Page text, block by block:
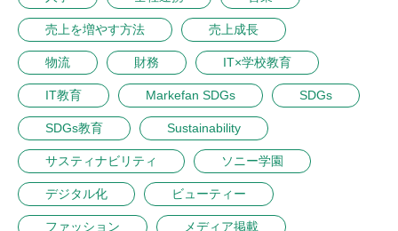
売上を増やす方法 売上成長
物流 財務 IT×学校教育
IT教育 Markefan SDGs SDGs
SDGs教育 Sustainability
サスティナビリティ ソニー学園
デジタル化 ビューティー
ファッション メディア掲載